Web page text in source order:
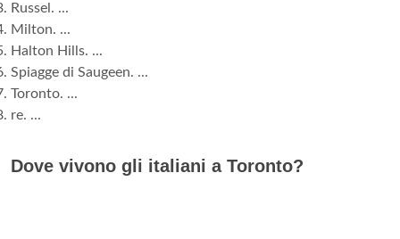
Russel. ...
Milton. ...
Halton Hills. ...
Spiagge di Saugeen. ...
Toronto. ...
re. ...
Dove vivono gli italiani a Toronto?